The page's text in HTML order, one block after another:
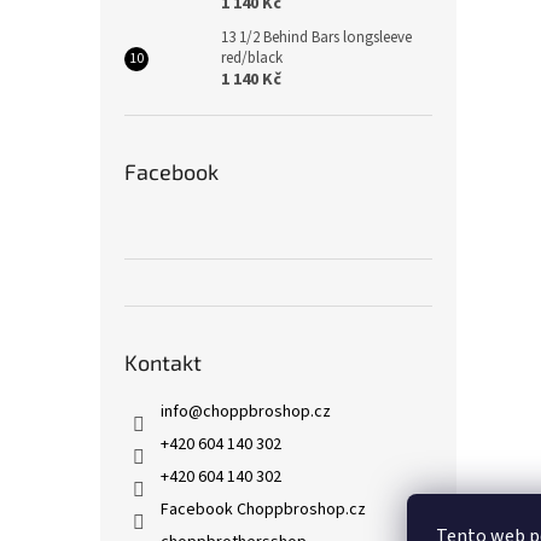
13 1/2 Behind Bars longsleeve
red/black
1 140 Kč
Facebook
Kontakt
info@choppbroshop.cz
+420 604 140 302
+420 604 140 302
Facebook Choppbroshop.cz